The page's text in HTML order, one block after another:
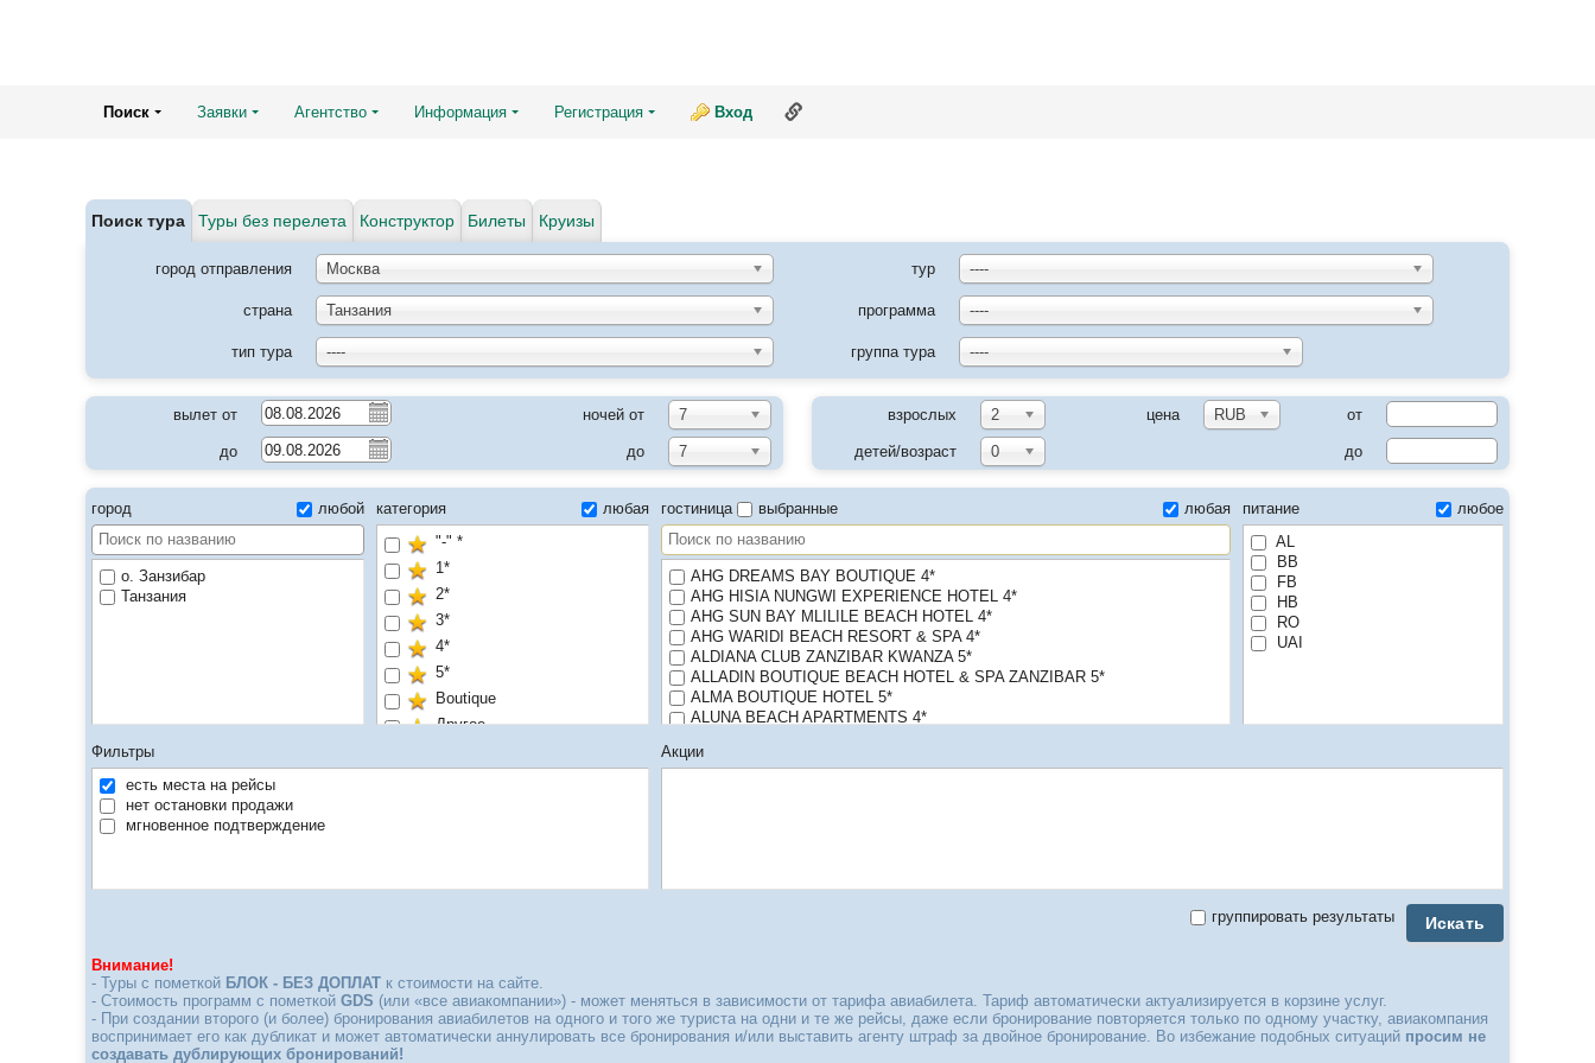
Поиск Заявки Агентство Информация Регистрация Вход
Поиск тура Туры без перелета Конструктор Билеты Круизы
город отправления Москва
страна Танзания
тип тура ----
тур ----
программа ----
группа тура ----
вылет от ночей от 7
до до 7
взрослых 2 цена RUB от
детей/возраст 0 до
город любой
о. Занзибар
Танзания
категория
любая
"-" *
1*
2*
3*
4*
5*
Boutique
Другое
гостиница выбранные любая
AHG DREAMS BAY BOUTIQUE 4*
AHG HISIA NUNGWI EXPERIENCE HOTEL 4*
AHG SUN BAY MLILILE BEACH HOTEL 4*
AHG WARIDI BEACH RESORT & SPA 4*
ALDIANA CLUB ZANZIBAR KWANZA 5*
ALLADIN BOUTIQUE BEACH HOTEL & SPA ZANZIBAR 5*
ALMA BOUTIQUE HOTEL 5*
ALUNA BEACH APARTMENTS 4*
AMAAN BEACH BUNGALOWS 3*
BALADIN ZANZIBAR BEACH HOTEL 3*
BAMBOO ZANZIBAR 4*
BARAKA BEACH BUNGALOWS 3*
питание
любое
AL
BB
FB
HB
RO
UAI
Фильтры
есть места на рейсы
нет остановки продажи
мгновенное подтверждение
Акции
Искать
группировать результаты
Внимание!
- Туры с пометкой БЛОК - БЕЗ ДОПЛАТ к стоимости на сайте.
- Стоимость программ с пометкой GDS (или «все авиакомпании») - может меняться в зависимости от тарифа авиабилета. Тариф автоматически актуализируется в корзине услуг.
- При создании второго (и более) бронирования авиабилетов на одного и того же туриста на одни и те же рейсы, даже если бронирование повторяется только по одному участку, авиакомпания
воспринимает его как дубликат и может автоматически аннулировать все бронирования и/или выставить агенту штраф за двойное бронирование. Во избежание подобных ситуаций просим не
создавать дублирующих бронирований!